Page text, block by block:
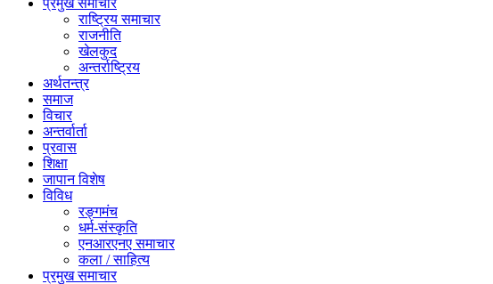
प्रमुख समाचार
राष्ट्रिय समाचार
राजनीति
खेलकुद
अन्तर्राष्ट्रिय
अर्थतन्त्र
समाज
विचार
अन्तर्वार्ता
प्रवास
शिक्षा
जापान विशेष
विविध
रङ्गमंच
धर्म-संस्कृति
एनआरएनए समाचार
कला / साहित्य
प्रमुख समाचार